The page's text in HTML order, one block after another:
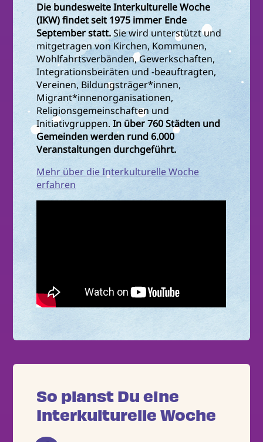
Die bundesweite Interkulturelle Woche
(IKW) findet seit 1975 immer Ende
September statt.Sie wird unterstützt und
mitgetragen von Kirchen, Kommunen,
Wohlfahrtsverbänden, Gewerkschaften,
Integrationsbeiräten und -beauftragten,
Vereinen, Bildungsträger*innen,
Migrant*innenorganisationen,
Religionsgemeinschaften und
Initiativgruppen.In über 760 Städten und
Gemeinden werden rund 6.000
Veranstaltungen durchgeführt.
Mehr über die Interkulturelle Woche
erfahren
So planst Du eine
Interkulturelle Woche